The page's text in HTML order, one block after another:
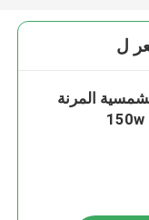
ل
المرنة